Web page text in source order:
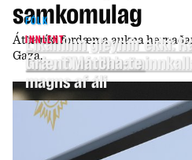
samkomulag
Átta ríki fordæma aukna
Gaza.
FÓLK
Líkaminn gleymir ekki:
bak við áfallabata
INNLENT
Grænt Matcha-te
magns af áli